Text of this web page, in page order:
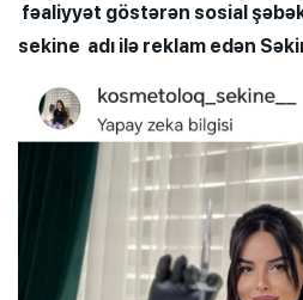
fəaliyyət göstərən sosial
sekine adı ilə reklam edən